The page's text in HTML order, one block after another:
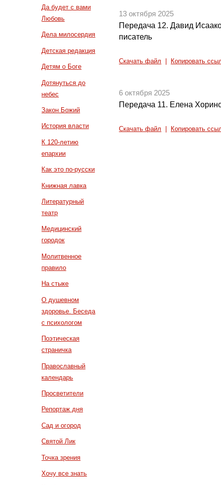
Да будет с вами
Любовь
Дела милосердия
Детская редакция
Детям о Боге
Дотянуться до
небес
Закон Божий
История власти
К 120-летию
епархии
Как это по-русски
Книжная лавка
Литературный
театр
Медицинский
городок
Молитвенное
правило
На стыке
О душевном
здоровье. Беседа
с психологом
Поэтическая
страничка
Православный
календарь
Просветители
Репортаж дня
Сад и огород
Святой Лик
Точка зрения
Хочу все знать
13 октября 2025
Передача 12. Давид
писатель
Скачать файл Копировать
6 октября 2025
Передача 11. Елена
Скачать файл Копировать